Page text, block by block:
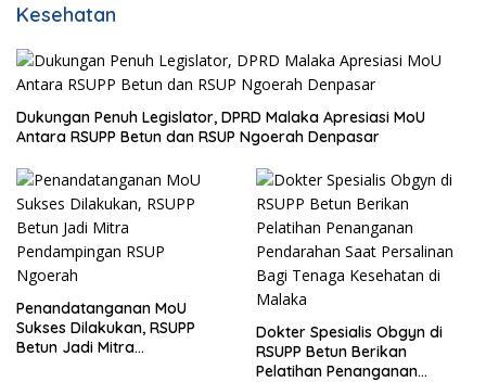
Kesehatan
Dukungan Penuh Legislator, DPRD Malaka Apresiasi MoU
Antara RSUPP Betun dan RSUP Ngoerah Denpasar
Penandatanganan MoU
Sukses Dilakukan, RSUPP
Betun Jadi Mitra
Dokter Spesialis Obgyn di
RSUPP Betun Berikan
Pelatihan Penanganan